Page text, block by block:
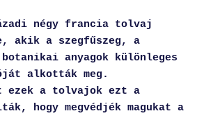
négy francia tolvaj
akik a szegfűszeg, a
botanikai anyagok különleges
alkották meg.
ezek a tolvajok ezt a
hogy megvédjék magukat a